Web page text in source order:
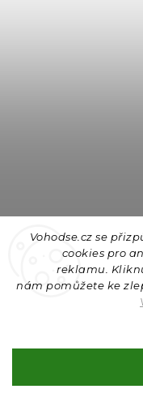
Vohodse.cz se
cookies pro
reklamu.
nám pomůžete ke
Sledovat na
Copyright 2026